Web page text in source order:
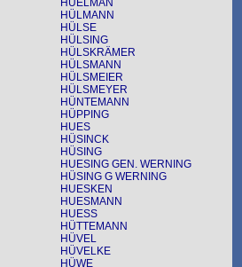
HUELMAN
HÜLMANN
HÜLSE
HÜLSING
HÜLSKRÄMER
HÜLSMANN
HÜLSMEIER
HÜLSMEYER
HÜNTEMANN
HÜPPING
HUES
HÜSINCK
HÜSING
HUESING GEN. WERNING
HÜSING G WERNING
HUESKEN
HUESMANN
HUESS
HÜTTEMANN
HÜVEL
HÜVELKE
HÜWE